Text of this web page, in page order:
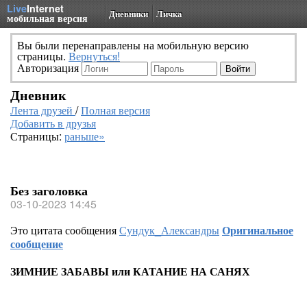
LiveInternet
мобильная версия Дневники Личка
Вы были перенаправлены на мобильную версию
страницы. Вернуться!
Авторизация
Дневник
Лента друзей /Полная версия
Добавить в друзья
Страницы: раньше»
Без заголовка
03-10-2023 14:45
Это цитата сообщенияСундук_АлександрыОригинальное
сообщение
ЗИМНИЕ ЗАБАВЫ или КАТАНИЕ НА САНЯХ